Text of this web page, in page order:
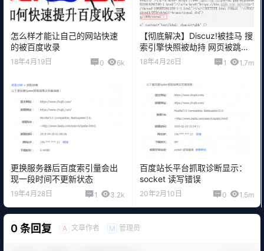
怎么样才能让自己的网站快速
的被百度收录
18年4月19日 0 6k
【彻底解决】Discuz!被挂马 搜
索引擎快照被劫持 网页被跳
转！！！
18年4月26日 1 1.7m
更换服务器后百度索引量会出
现一段时间不更新状态
19年4月28日 1 3.2k
百度站长平台抓取诊断显示：
socket 读写错误
20年2月10日 0 1.5m
0 条回复 A 文章作者 M 管理员